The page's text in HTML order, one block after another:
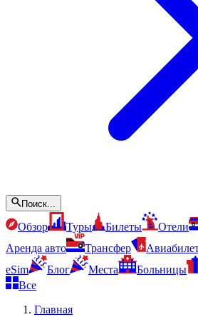
Поиск...
Обзор Туры Билеты Отели
Аренда авто
Трансфер
eSim
Блог Места Больницы
Все
Главная